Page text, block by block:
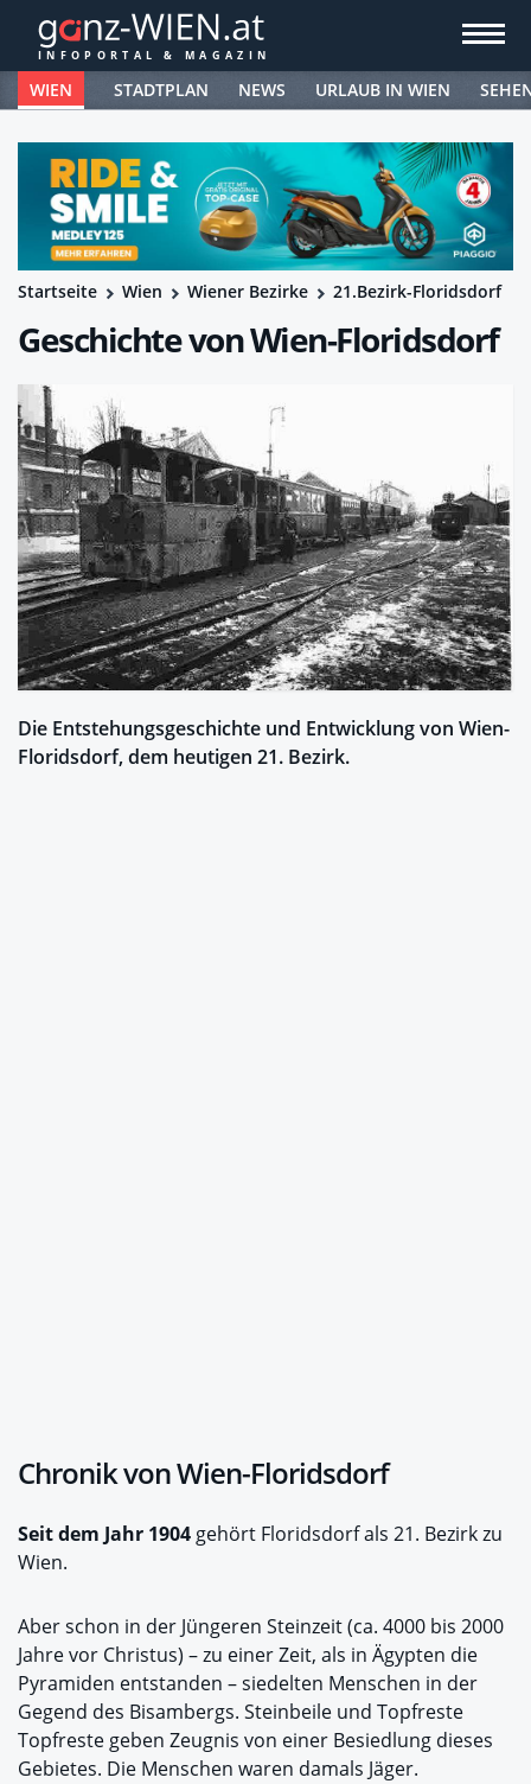
WIEN STADTPLAN NEWS URLAUB IN WIEN
Startseite Wien Wiener Bezirke 21.Bezirk-Floridsdorf
Geschichte von Wien-Floridsdorf
Die Entstehungsgeschichte und Entwicklung von Wien-
Floridsdorf, dem heutigen 21. Bezirk.
Chronik von Wien-Floridsdorf
Seit dem Jahr 1904 gehört Floridsdorf als 21. Bezirk zu
Wien.
Aber schon in der Jüngeren Steinzeit (ca. 4000 bis 2000
Jahre vor Christus) – zu einer Zeit, als in Ägypten die
Pyramiden entstanden – siedelten Menschen in der
Gegend des Bisambergs. Steinbeile und Topfreste
Topfreste geben Zeugnis von einer Besiedlung dieses
Gebietes. Die Menschen waren damals Jäger.